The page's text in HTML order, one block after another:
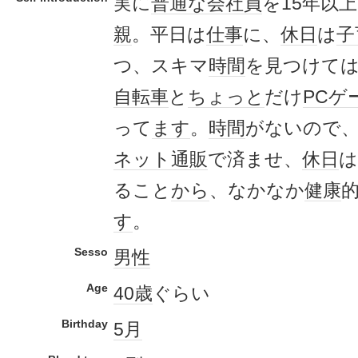
親。平日は仕事に、 休日 は
つ、スキマ時間を見つけて
自転車と ちょっと だけPCゲ
って ます。 時間がないので
ネット通販で済ませ、 休日
ること から 、なかなか健康
す。
Sesso 男性
Age 40歳 ぐらい
Birthday 5月